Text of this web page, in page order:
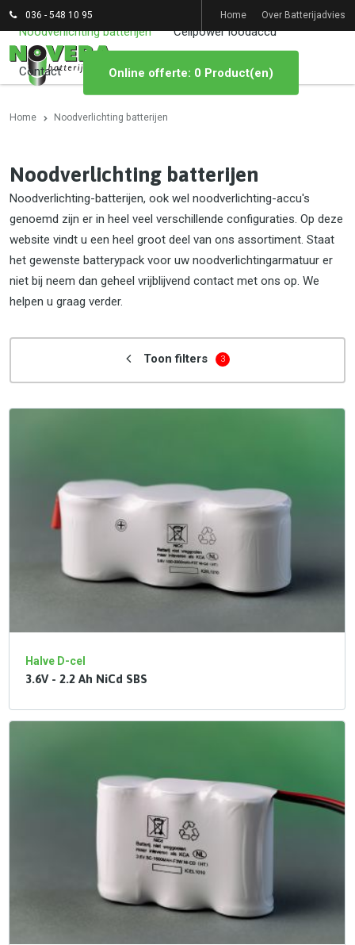
036 - 548 10 95 Home Over Batterijadvies
Noodverlichting batterijen Cellpower loodaccu
Contact Online offerte: 0 Product(en)
Home Noodverlichting batterijen
Noodverlichting batterijen
Noodverlichting-batterijen, ook wel noodverlichting-accu's
genoemd zijn er in heel veel verschillende configuraties. Op deze
website vindt u een heel groot deel van ons assortiment. Staat
het gewenste batterypack voor uw noodverlichtingarmatuur er
niet bij neem dan geheel vrijblijvend contact met ons op. We
helpen u graag verder.
Toon filters 3
Halve D-cel
3.6V - 2.2 Ah NiCd SBS